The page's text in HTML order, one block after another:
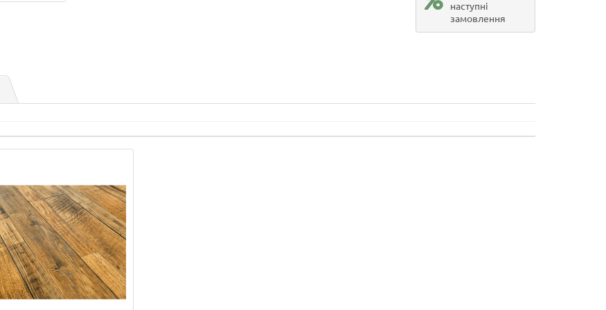
наступні
замовлення